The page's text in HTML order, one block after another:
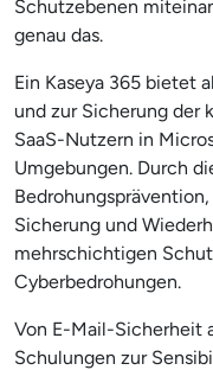
Schutzebenen
genau das.
Ein Kaseya 365 bietet
und zur Sicherung der
SaaS-Nutzern in
Umgebungen. Durch
Sicherung und
mehrschichtigen
Cyberbedrohungen.
Von E-Mail-Sicherheit
Schulungen zur